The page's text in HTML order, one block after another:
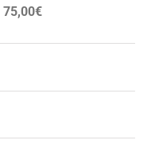
75,00€